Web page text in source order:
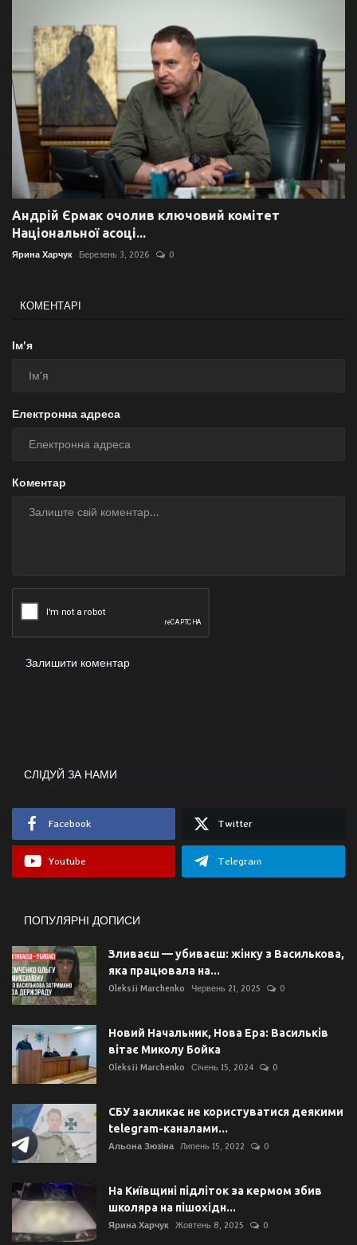
Андрій Єрмак очолив ключовий комітет
Національної асоці...
Ярина Харчук Березень 3, 2026 0
КОМЕНТАРІ
Ім'я
Електронна адреса
Коментар
Залишити коментар
СЛІДУЙ ЗА НАМИ
Facebook Twitter
Youtube Telegram
ПОПУЛЯРНІ ДОПИСИ
Зливаєш — убиваєш: жінку з Василькова,
яка працювала на...
Oleksii Marchenko Червень 21, 2025 0
Новий Начальник, Нова Ера: Васильків
вітає Миколу Бойка
Oleksii Marchenko Січень 15, 2024 0
СБУ закликає не користуватися деякими
telegram-каналами...
Альона Зюзіна Липень 15, 2022 0
На Київщині підліток за кермом збив
школяра на пішохідн...
Ярина Харчук Жовтень 8, 2025 0